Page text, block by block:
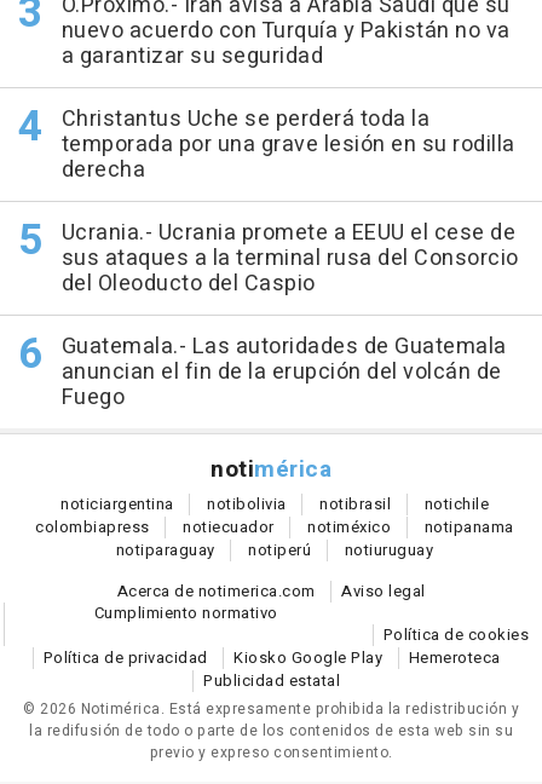
nuevo acuerdo con Turquía y Pakistán no va
a garantizar su seguridad
Christantus Uche se perderá toda la
temporada por una grave lesión en su rodilla
derecha
Ucrania.- Ucrania promete a EEUU el cese de
sus ataques a la terminal rusa del Consorcio
del Oleoducto del Caspio
Guatemala.- Las autoridades de Guatemala
anuncian el fin de la erupción del volcán de
Fuego
notimérica
noticiargentina notibolivia notibrasil notichile
colombiapress notiecuador notiméxico notipanama
notiparaguay notiperú notiuruguay
Acerca de notimerica.com
Aviso legal
Cumplimiento normativo
Política de cookies
Política de privacidad
Kiosko Google Play
Hemeroteca
Publicidad estatal
© 2026 Notimérica. Está expresamente prohibida la redistribución y
la redifusión de todo o parte de los contenidos de esta web sin su
previo y expreso consentimiento.